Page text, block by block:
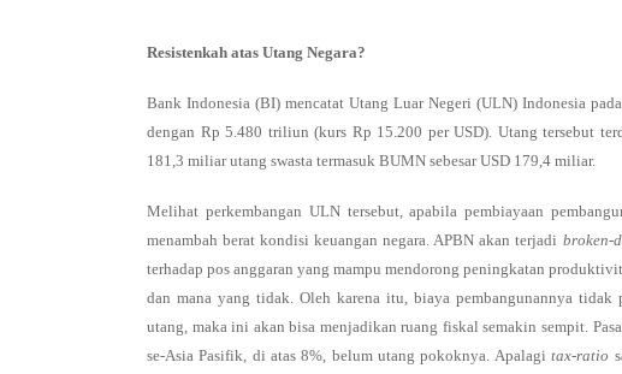
Resistenkah atas Utang Negara?
Bank Indonesia (BI) mencatat Utang Luar Negeri (ULN) Indonesia
dengan Rp 5.480 triliun (kurs Rp 15.200 per USD). Utang tersebut
181,3 miliar utang swasta termasuk BUMN sebesar USD 179,4 miliar.
Melihat perkembangan ULN tersebut, apabila pembiayaan
menambah berat kondisi keuangan negara. APBN akan terjadi broken-
terhadap pos anggaran yang mampu mendorong peningkatan
dan mana yang tidak. Oleh karena itu, biaya pembangunannya
utang, maka ini akan bisa menjadikan ruang fiskal semakin sempit.
se-Asia Pasifik, di atas 8%, belum utang pokoknya. Apalagitax-ratio